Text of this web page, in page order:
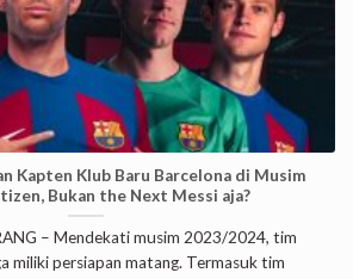
Kapten Klub Baru Barcelona di Musim
Bukan the Next Messi aja?
– Mendekati musim 2023/2024, tim
miliki persiapan matang. Termasuk tim